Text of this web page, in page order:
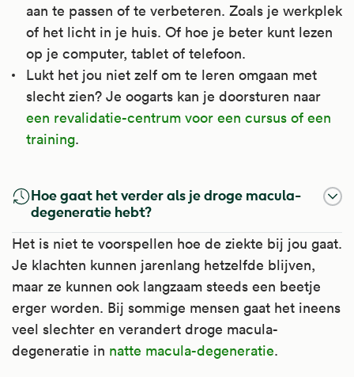
aan te passen of te verbeteren. Zoals je werkplek
of het licht in je huis. Of hoe je beter kunt lezen
op je computer, tablet of telefoon.
Lukt het jou niet zelf om te leren omgaan met
slecht zien? Je oogarts kan je doorsturen naar
een revalidatie-centrum voor een cursus of een
training.
Hoe gaat het verder als je droge macula-
degeneratie hebt?
Het is niet te voorspellen hoe de ziekte bij jou gaat.
Je klachten kunnen jarenlang hetzelfde blijven,
maar ze kunnen ook langzaam steeds een beetje
erger worden. Bij sommige mensen gaat het ineens
veel slechter en verandert droge macula-
degeneratie in natte macula-degeneratie.